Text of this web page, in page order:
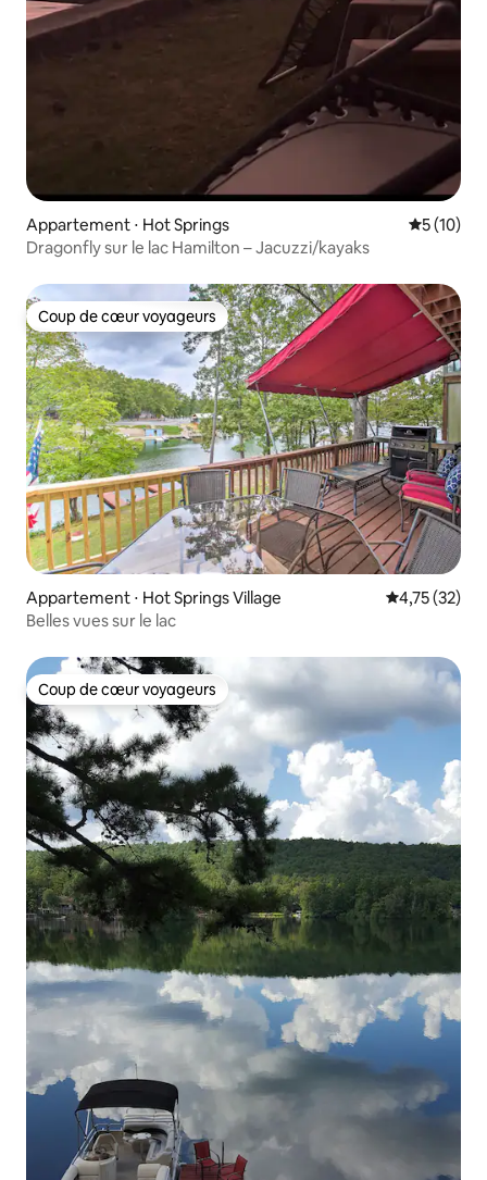
Appartement ⋅ Hot Springs
5 (10)
Dragonfly sur le lac Hamilton – Jacuzzi/kayaks
Coup de cœur voyageurs
Coup de cœur voyageurs
Appartement ⋅ Hot Springs Village Évaluation
4,75 (32)
Belles vues sur le lac
Coup de cœur voyageurs
Coup de cœur voyageurs